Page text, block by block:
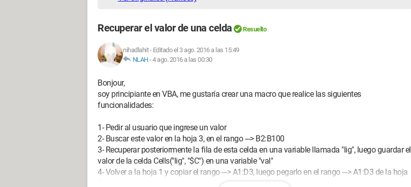
Recuperar el valor de una celda Resuelto
nihadlahit- Editado el 3 ago. 2016 a las 15:49
NLAH-4 ago. 2016 a las 00:30
Bonjour,
soy principiante en VBA, me gustaría crear una macro que realice las siguientes
funcionalidades:
1- Pedir al usuario que ingrese un valor
2- Buscar este valor en la hoja 3, en el rango ---> B2:B100
3- Recuperar posteriormente la fila de esta celda en una variable llamada "lig", luego guardar el
valor de la celda Cells("lig", "$C") en una variable "val"
4- Volver a la hoja 1 y copiar el rango ---> A1:D3, luego pegarlo en el rango ---> A1:D3 de la hoja